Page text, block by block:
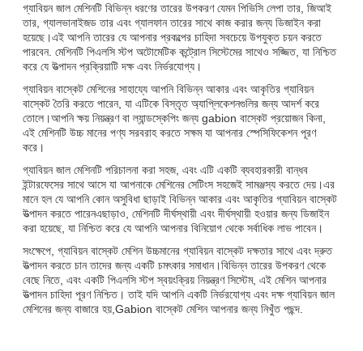
গ্যাবিয়ন জাল মেশিনটি বিভিন্ন ধরণের তারের উপকরণ যেমন পিভিসি লেপা তার, জিআই
তার, গ্যালভানাইজড তার এবং গ্যালফান তারের সাথে কাজ করার জন্য ডিজাইন করা
হয়েছে।এই আপনি তারের যে আপনার প্রকল্পের চাহিদা সবচেয়ে উপযুক্ত চয়ন করতে
পারবেন. মেশিনটি পিএলসি স্টপ অটোমেটিক কন্ট্রোল সিস্টেমের সাথেও সজ্জিত, যা নিশ্চিত
করে যে উত্পাদন প্রক্রিয়াটি দক্ষ এবং নির্ভরযোগ্য।
গ্যাবিয়ন বাস্কেট মেশিনের সাহায্যে আপনি বিভিন্ন আকার এবং আকৃতির গ্যাবিয়ন
বাস্কেট তৈরি করতে পারেন, যা এটিকে বিস্তৃত অ্যাপ্লিকেশনগুলির জন্য আদর্শ করে
তোলে।আপনি ক্ষয় নিয়ন্ত্রণ বা ল্যান্ডস্কেপিং জন্য gabion বাস্কেট প্রয়োজন কিনা,
এই মেশিনটি উচ্চ মানের পণ্য সরবরাহ করতে সক্ষম যা আপনার স্পেসিফিকেশন পূরণ
করে।
গ্যাবিয়ন জাল মেশিনটি পরিচালনা করা সহজ, এবং এটি একটি ব্যবহারকারী বান্ধব
ইন্টারফেসের সাথে আসে যা আপনাকে মেশিনের সেটিংস সহজেই সামঞ্জস্য করতে দেয়।এর
মানে হল যে আপনি কোন অসুবিধা ছাড়াই বিভিন্ন আকার এবং আকৃতির গ্যাবিয়ন বাস্কেট
উত্পাদন করতে পারেনএছাড়াও, মেশিনটি দীর্ঘস্থায়ী এবং দীর্ঘস্থায়ী হওয়ার জন্য ডিজাইন
করা হয়েছে, যা নিশ্চিত করে যে আপনি আপনার বিনিয়োগ থেকে সর্বাধিক লাভ পাবেন।
সংক্ষেপে, গ্যাবিয়ন বাস্কেট মেশিন উচ্চমানের গ্যাবিয়ন বাস্কেট দক্ষতার সাথে এবং দ্রুত
উত্পাদন করতে চান তাদের জন্য একটি চমৎকার সমাধান।বিভিন্ন তারের উপকরণ থেকে
বেছে নিতে, এবং একটি পিএলসি স্টপ স্বয়ংক্রিয় নিয়ন্ত্রণ সিস্টেম, এই মেশিন আপনার
উত্পাদন চাহিদা পূরণ নিশ্চিত। তাই যদি আপনি একটি নির্ভরযোগ্য এবং দক্ষ গ্যাবিয়ন জাল
মেশিনের জন্য বাজারে হয়,Gabion বাস্কেট মেশিন আপনার জন্য নিখুঁত পছন্দ.